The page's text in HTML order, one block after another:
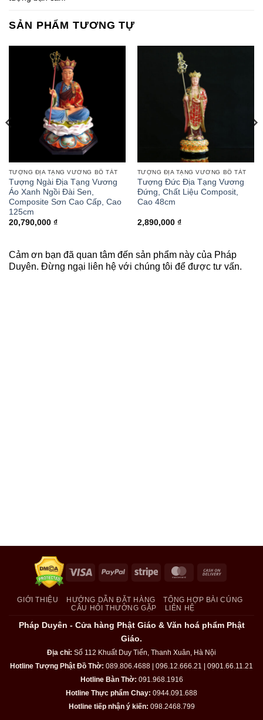
SẢN PHẨM TƯƠNG TỰ
TƯỢNG ĐỊA TẠNG VƯƠNG BỒ TÁT
Tượng Ngài Địa Tạng Vương
Áo Xanh Ngồi Đài Sen,
Composite Sơn Cao Cấp, Cao
125cm
20,790,000 ₫
TƯỢNG ĐỊA TẠNG VƯƠNG BỒ TÁT
Tượng Đức Địa Tạng Vương
Đứng, Chất Liệu Composit,
Cao 48cm
2,890,000 ₫
Cảm ơn bạn đã quan tâm đến sản phẩm này của Pháp
Duyên. Đừng ngại liên hệ với chúng tôi để được tư vấn.
Visa PayPal Stripe MasterCard
Delivery
GIỚI THIỆU HƯỚNG DẪN ĐẶT HÀNG
TỔNG HỢP BÀI CÚNG
CÂU HỎI THƯỜNG GẶP
LIÊN HỆ
Pháp Duyên - Cửa hàng Phật Giáo & Văn hoá phẩm Phật
Giáo.
Địa chỉ: Số 112 Khuất Duy Tiến, Thanh Xuân, Hà Nội
Hotline Tượng Phật Đồ Thờ: 089.806.4688 | 096.12.666.21 | 0901.66.11.21
Hotline Bàn Thờ: 091.968.1916
Hotline Thực phẩm Chay: 0944.091.688
Hotline tiếp nhận ý kiến: 098.2468.799